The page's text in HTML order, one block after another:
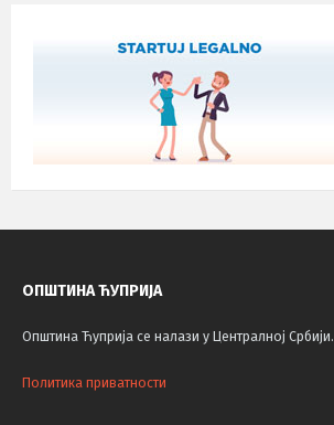
ОПШТИНА ЋУПРИЈА
Општина Ћуприја се налази у Централној Србији.
Политика приватности